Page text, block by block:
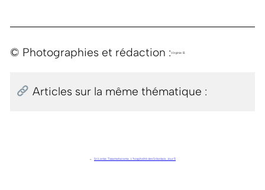
© Photographies et rédaction :Virginie B.
Articles sur la même thématique :
← Sri Lanka. Tissamaharama . L’hospitalité des Srilankais . Jour 5